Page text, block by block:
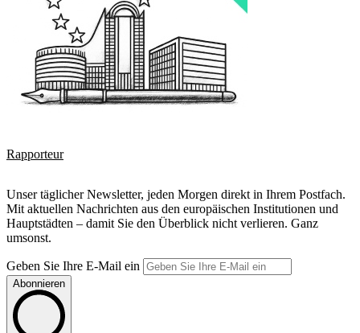
Rapporteur
Unser täglicher Newsletter, jeden Morgen direkt in Ihrem Postfach.
Mit aktuellen Nachrichten aus den europäischen Institutionen und
Hauptstädten – damit Sie den Überblick nicht verlieren. Ganz
umsonst.
Geben Sie Ihre E-Mail ein
Abonnieren